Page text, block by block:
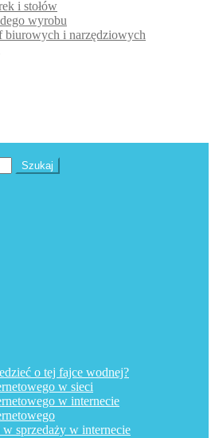
i stołów
wyrobu
biurowych i narzędziowych
o tej fajce wodnej?
w sieci
w internecie
sprzedaży w internecie